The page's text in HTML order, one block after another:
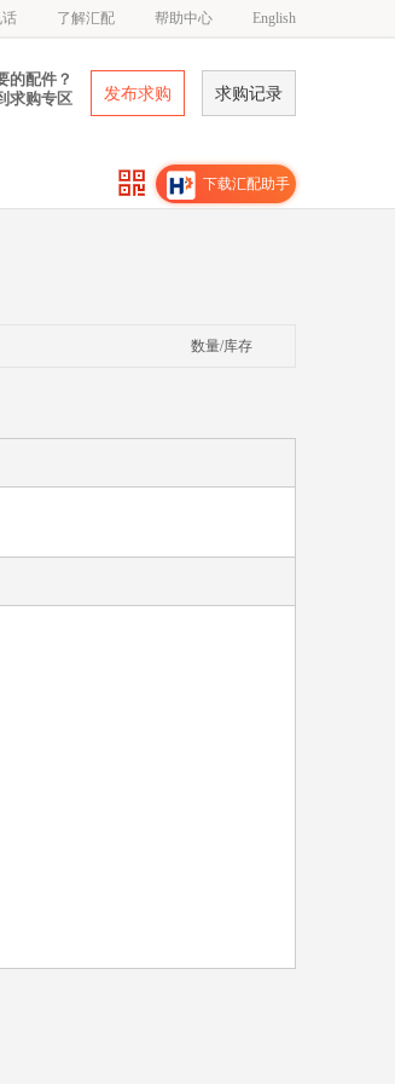
了解汇配 帮助中心 English
的配件？
求购专区
发布求购 求购记录
下载汇配助手
数量/库存